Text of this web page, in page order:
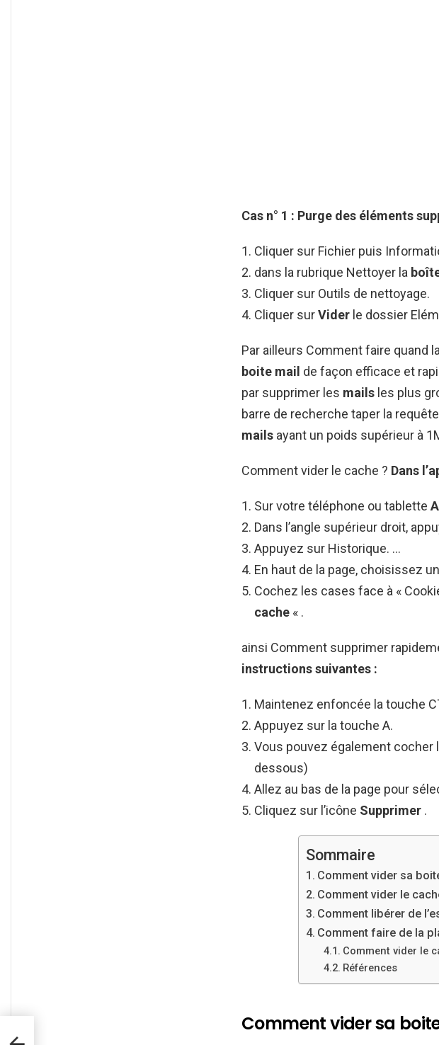
Cas n° 1 : Purge des éléments
Cliquer sur Fichier puis
dans la rubrique Nettoyer la
Cliquer sur Outils de nettoyage.
Cliquer surVider le dossier
Par ailleurs Comment faire quand
boite mail de façon efficace et
par supprimer les mails les plus
barre de recherche taper la
mails ayant un poids supérieur à
Comment vider le cache ? Dans
Sur votre téléphone ou tablette
Dans l’angle supérieur droit,
Appuyez sur Historique. …
En haut de la page, choisissez
Cochez les cases face à «
cache « .
ainsi Comment supprimer
instructions suivantes :
Maintenez enfoncée la touche
Appuyez sur la touche A.
Vous pouvez également cocher
dessous)
Allez au bas de la page pour
Cliquez sur l’icône Supprimer .
Sommaire
Comment vider sa
Comment vider le
Comment libérer de
Comment faire de la
Comment vider le
Références
Comment vider sa